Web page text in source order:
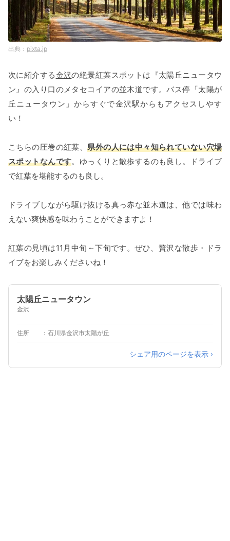
pixta.jp
次に紹介する金沢の絶景紅葉スポットは『太陽丘ニュータウ
ン』の入り口のメタセコイアの並木道です。バス停「太陽が
丘ニュータウン」からすぐで金沢駅からもアクセスしやす
い！
こちらの圧巻の紅葉、県外の人には中々知られていない穴場
スポットなんです。ゆっくりと散歩するのも良し。ドライブ
で紅葉を堪能するのも良し。
ドライブしながら駆け抜ける真っ赤な並木道は、他では味わ
えない爽快感を味わうことができますよ！
紅葉の見頃は11月中旬～下旬です。ぜひ、贅沢な散歩・ドラ
イブをお楽しみくださいね！
太陽丘ニュータウン
金沢
住所 石川県金沢市太陽が丘
シェア用のページを表示 ›